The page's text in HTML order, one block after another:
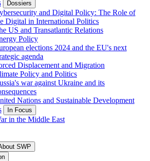
Dossiers
and Digital Policy: The Role of
Digital in International Politics
US and Transatlantic Relations
Policy
elections 2024 and the EU's next
agenda
Displacement and Migration
Policy and Politics
war against Ukraine and its
Nations and Sustainable Development
In Focus
in the Middle East
SWP